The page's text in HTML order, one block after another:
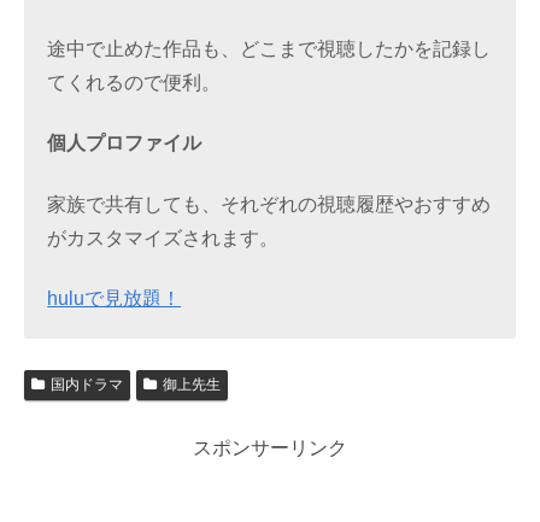
途中で止めた作品も、どこまで視聴したかを記録し
てくれるので便利。
個人プロファイル
家族で共有しても、それぞれの視聴履歴やおすすめ
がカスタマイズされます。
huluで見放題！
国内ドラマ 御上先生
スポンサーリンク